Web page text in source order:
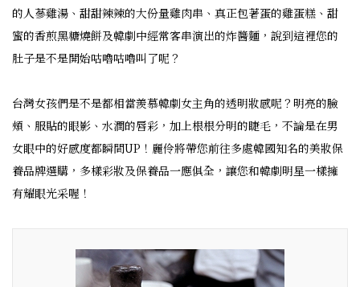
的人蔘雞湯、甜甜辣辣的大份量雞肉串、真正包著蛋的雞蛋糕、甜
蜜的香煎黑糖燒餅及韓劇中經常客串演出的炸醬麵，說到這裡您的
肚子是不是開始咕嚕咕嚕叫了呢？
台灣女孩們是不是都相當羨慕韓劇女主角的透明妝感呢？明亮的臉
頰、服貼的眼影、水潤的唇彩，加上根根分明的睫毛，不論是在男
女眼中的好感度都瞬間UP！麗伶將帶您前往多處韓國知名的美妝保
養品牌選購，多樣彩妝及保養品一應俱全，讓您和韓劇明星一樣擁
有耀眼光采喔！